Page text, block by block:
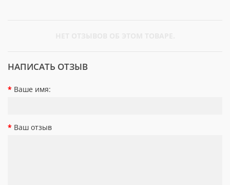
НАПИСАТЬ ОТЗЫВ
Ваше имя:
Ваш отзыв